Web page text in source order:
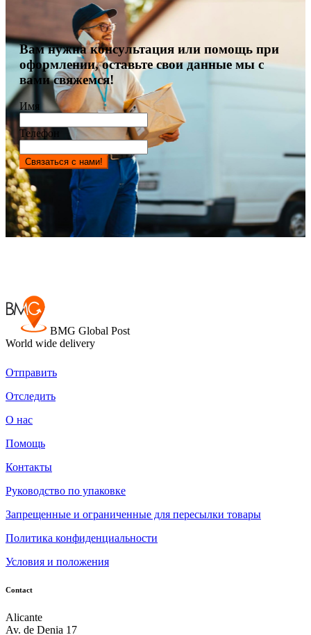
Вам нужна консультация или помощь при
оформлении, оставьте свои данные мы с
вами свяжемся!
Имя
Телефон
Связаться с нами!
BMG Global Post
World wide delivery
Отправить
Отследить
О нас
Помощь
Контакты
Руководство по упаковке
Запрещенные и ограниченные для пересылки товары
Политика конфиденциальности
Условия и положения
Contact
Alicante
Av. de Denia 17